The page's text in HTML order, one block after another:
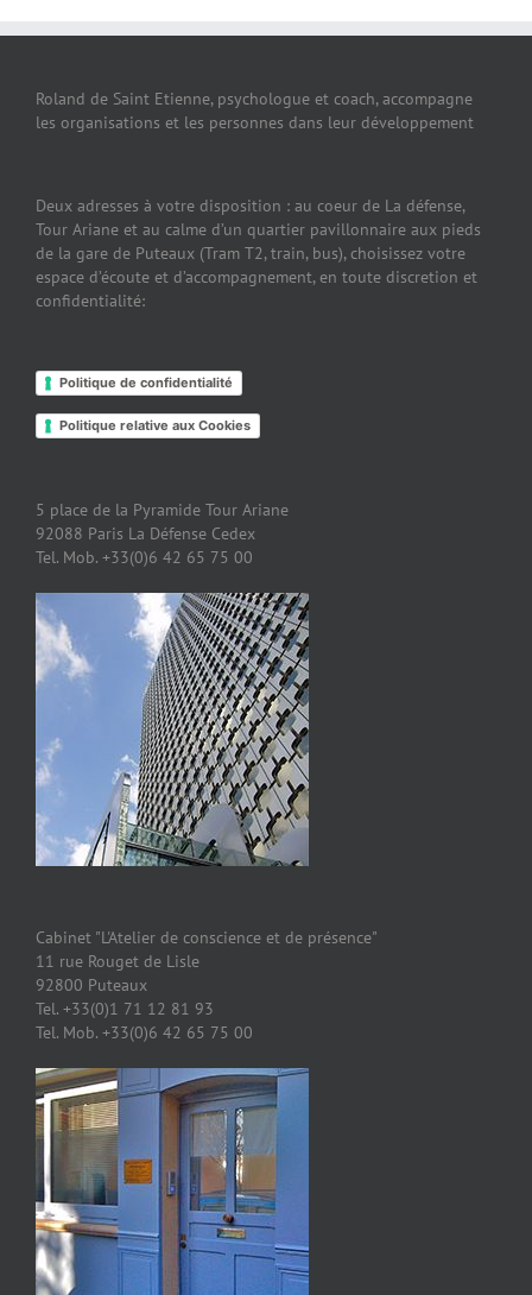
Roland de Saint Etienne, psychologue et coach, accompagne
les organisations et les personnes dans leur développement
Deux adresses à votre disposition : au coeur de La défense,
Tour Ariane et au calme d’un quartier pavillonnaire aux pieds
de la gare de Puteaux (Tram T2, train, bus), choisissez votre
espace d’écoute et d’accompagnement, en toute discretion et
confidentialité:
Politique de confidentialité
Politique relative aux Cookies
5 place de la Pyramide Tour Ariane
92088 Paris La Défense Cedex
Tel. Mob. +33(0)6 42 65 75 00
Cabinet "L'Atelier de conscience et de présence"
11 rue Rouget de Lisle
92800 Puteaux
Tel. +33(0)1 71 12 81 93
Tel. Mob. +33(0)6 42 65 75 00